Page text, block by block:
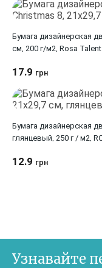
Бумага дизайнерская
см, 200 г/м2, Rosa Talent
17.9 грн
Бумага дизайнерская
глянцевый, 250 г / м2,
12.9 грн
Узнавайте